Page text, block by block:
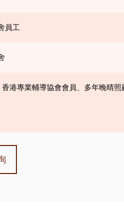
員工
港專業輔導協會會員、多年晚晴照